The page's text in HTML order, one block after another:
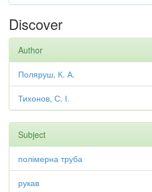
Discover
Author
Поляруш, К. А.
Тихонов, С. І.
Subject
полімерна труба
рукав